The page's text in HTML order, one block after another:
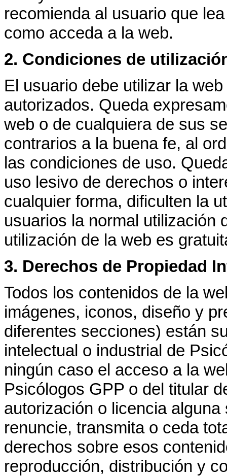
recomienda al usuario que
como acceda a la web.
2. Condiciones de
El usuario debe utilizar la
autorizados. Queda
web o de cualquiera de sus
contrarios a la buena fe, al
las condiciones de uso.
uso lesivo de derechos o
cualquier forma, dificulten la
usuarios la normal utilización
utilización de la web es
3. Derechos de Propiedad
Todos los contenidos de la
imágenes, iconos, diseño y
diferentes secciones) están
intelectual o industrial de
ningún caso el acceso a la
Psicólogos GPP o del titular
autorización o licencia
renuncie, transmita o ceda
derechos sobre esos
reproducción, distribución y